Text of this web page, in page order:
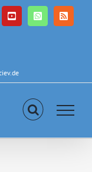
YouTubeWhatsApp
Rss